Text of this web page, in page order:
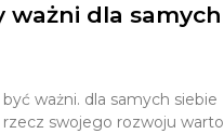
ważni dla samych
ważni. dla samych siebie
rzecz swojego rozwoju warto